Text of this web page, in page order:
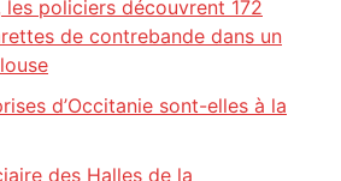
policiers découvrent 172
de contrebande dans un
d’Occitanie sont-elles à la
des Halles de la